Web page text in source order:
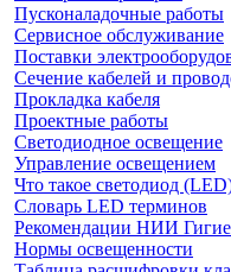
Пусконаладочные работы
Сервисное обслуживание
Поставки
Сечение кабелей и
Прокладка кабеля
Проектные работы
Светодиодное освещение
Управление освещением
Что такое светодиод
Словарь LED терминов
Рекомендации НИИ
Нормы освещенности